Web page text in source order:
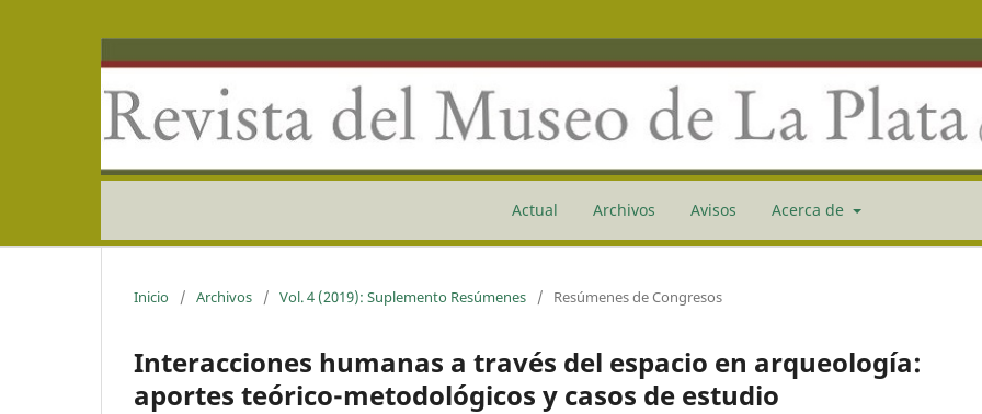
Actual Archivos Avisos Acerca de
Inicio / Archivos / Vol. 4 (2019): Suplemento Resúmenes / Resúmenes de Congresos
Interacciones humanas a través del espacio en arqueología:
aportes teórico-metodológicos y casos de estudio